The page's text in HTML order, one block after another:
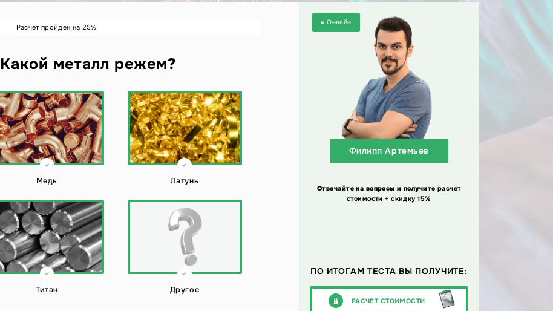
Расчет пройден на 25%
Какой металл режем?
Медь Латунь
Титан Другое
Онлайн
Филипп Артемьев
Отвечайте на вопросы и получите расчет
стоимости + скидку 15%
ПО ИТОГАМ ТЕСТА ВЫ ПОЛУЧИТЕ:
РАСЧЕТ СТОИМОСТИ